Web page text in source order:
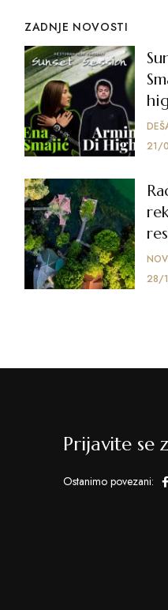
ZADNJE NOVOSTI
21/
28/
Prijavite se
Ostanimo povezani: